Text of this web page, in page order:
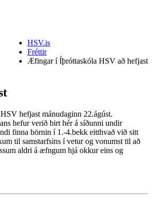
HSV.is
Fréttir
Æfingar í Íþróttaskóla HSV að hefjast
hefjast mánudaginn 22.ágúst.
hefur verið birt hér á síðunni undir
finna börnin í 1.-4.bekk eitthvað við sitt
til samstarfsins í vetur og vonumst til að
aldri á æfngum hjá okkur eins og